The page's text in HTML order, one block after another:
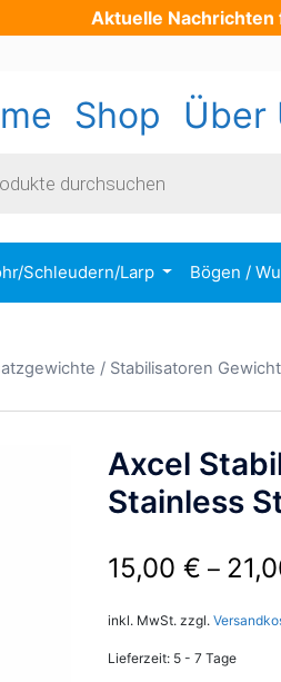
Aktuelle Nachrichten
Shop Über
Schleudern/Larp Bögen /
/ Stabilisatoren
Axcel
Stainless
15,00 € –
inkl. MwSt. zzgl.
Lieferzeit: 5 - 7 Tage